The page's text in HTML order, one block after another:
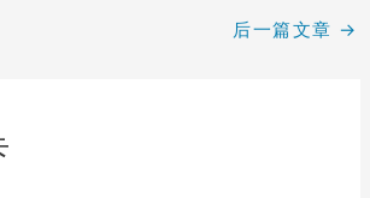
后一篇文章 →